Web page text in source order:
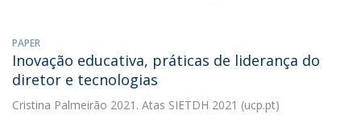
PAPER
Inovação educativa, práticas de liderança do
diretor e tecnologias
Cristina Palmeirão 2021. Atas SIETDH 2021 (ucp.pt)